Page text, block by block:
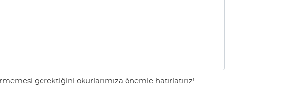
gerektiğini okurlarımıza önemle hatırlatırız!